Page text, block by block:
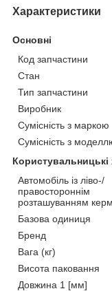
Характеристики
Основні
Код запчастини
Стан
Тип запчастини
Виробник
Сумісність з маркою
Сумісність з
Користувальницькі
Автомобіль із ліво-/
правостороннім
розташуванням
Базова одиниця
Бренд
Вага (кг)
Висота паковання
Довжина 1 [мм]